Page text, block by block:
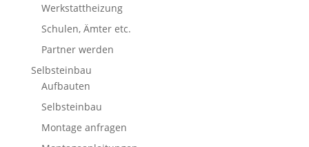
Werkstattheizung
Schulen, Ämter etc.
Partner werden
Selbsteinbau
Aufbauten
Selbsteinbau
Montage anfragen